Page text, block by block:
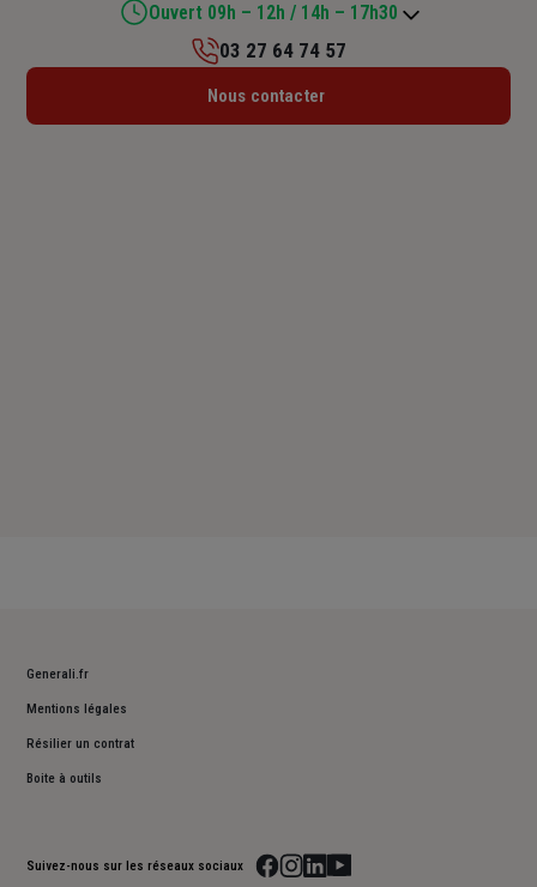
Ouvert 09h – 12h / 14h – 17h30
Lundi : 14h – 17h30
03 27 64 74 57
Nous contacter
Generali.fr
Mentions légales
Résilier un contrat
Boite à outils
Suivez-nous sur les réseaux sociaux